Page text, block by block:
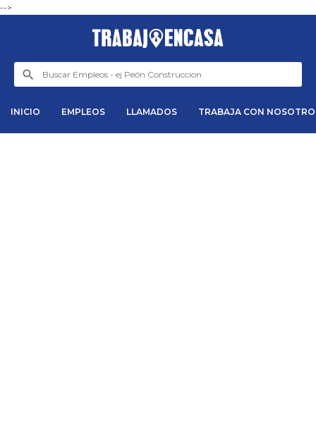
-->
INICIO EMPLEOS LLAMADOS TRABAJA CON